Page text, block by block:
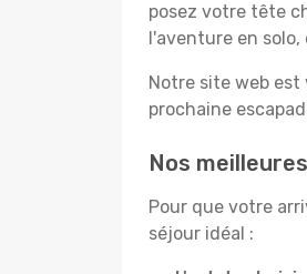
posez votre tête
l'aventure en
Notre site web
prochaine
Nos
Pour que votre
séjour idéal :